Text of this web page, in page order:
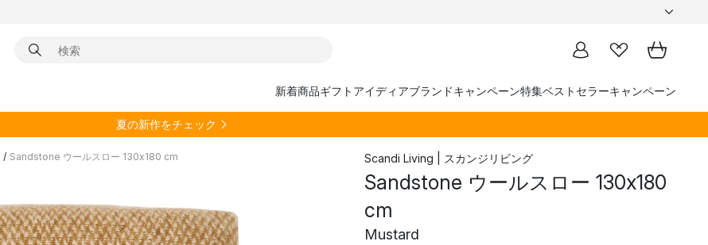
新着商品ギフトアイディアブランドキャンペーン特集ベストセラーキャンペーン
夏の新作をチェック
/ Sandstone ウールスロー 130x180 cm Scandi Living | スカンジリビング
Sandstone ウールスロー 130x180
cm
Mustard